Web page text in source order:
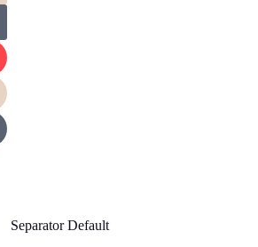
Separator Default